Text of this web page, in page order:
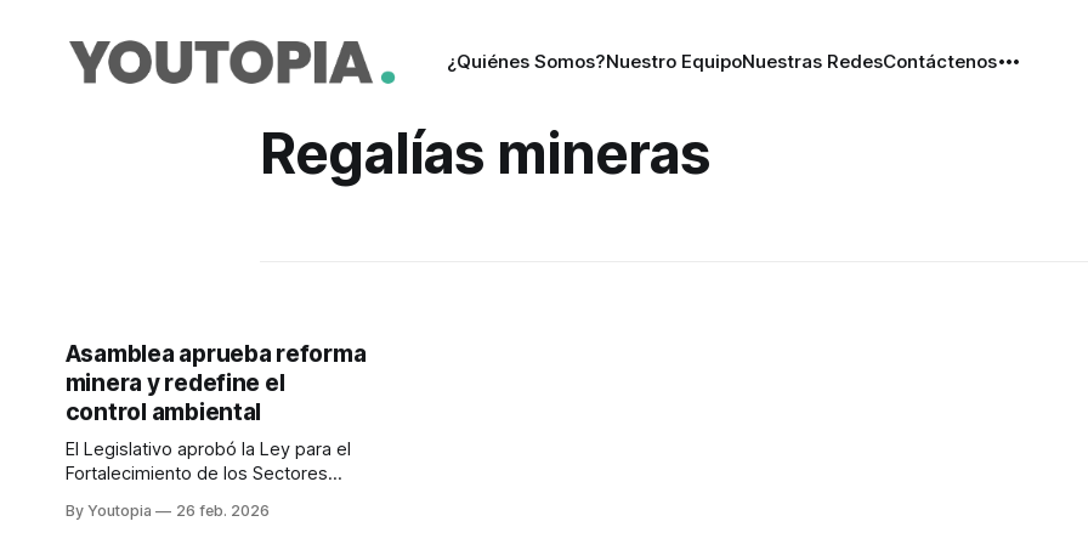
¿Quiénes Somos?Nuestro EquipoNuestras RedesContáctenos
Regalías mineras
Asamblea aprueba reforma
minera y redefine el
control ambiental
El Legislativo aprobó la Ley para el
Fortalecimiento de los Sectores
texto final excluyó el artículo 29.
By Youtopia 26 feb. 2026